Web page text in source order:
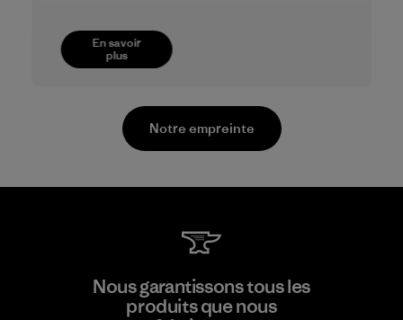
En savoir
plus
Hirdaramani Industries (Pvt)
Ltd. - Kuruwita
Notre empreinte
Nous garantissons tous les
produits que nous